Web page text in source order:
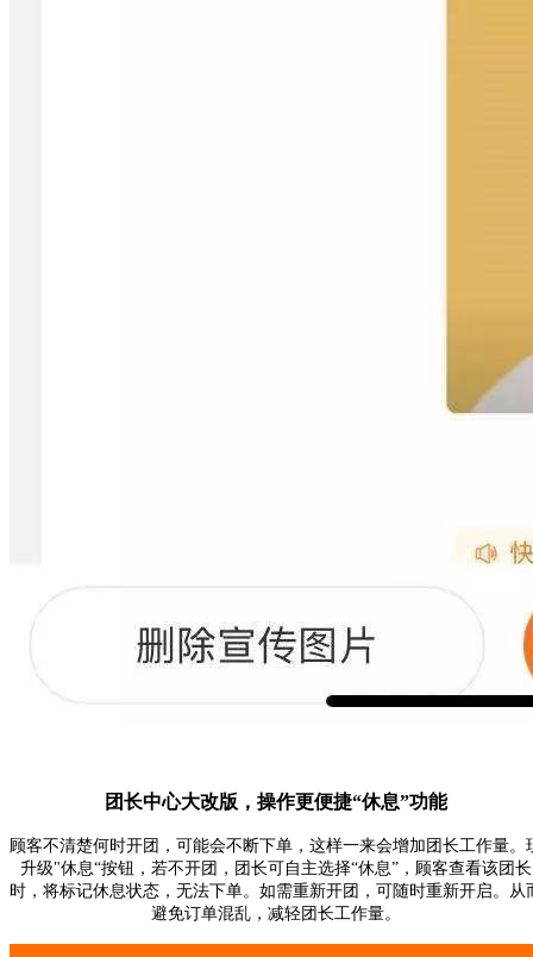
团长中心大改版，操作更便捷“休息”功能
顾客不清楚何时开团，可能会不断下单，这样一来会增加团长工作量。
升级"休息“按钮 ，若不开团，团长可自主选择“休息”，顾客查看该团长
时，将标记休息状态，无法下单。如需重新开团，可随时重新开启。从
避免订单混乱，减轻团长工作量。